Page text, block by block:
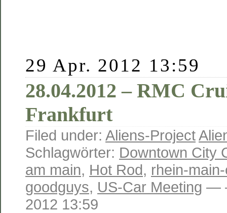
29 Apr. 2012 13:59
28.04.2012 – RMC
Frankfurt
Filed under: Aliens-Project
Schlagwörter: Downtown City
am main, Hot Rod, rhein-
goodguys, US-Car Meeting —
2012 13:59